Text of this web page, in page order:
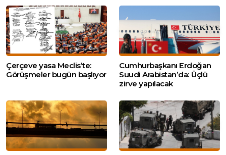
Çerçeve yasa Meclis’te:
Görüşmeler bugün başlıyor
Cumhurbaşkanı Erdoğan
Suudi Arabistan’da: Üçlü
zirve yapılacak